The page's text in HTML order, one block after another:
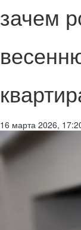
зачем
16 марта 2026,